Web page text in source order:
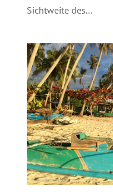
Sichtweite des...